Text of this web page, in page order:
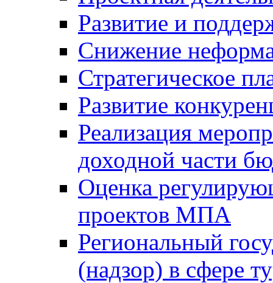
Развитие и
Снижение
Стратегическое
Развитие
Реализация
доходной части
Оценка
проектов МПА
Региональный
(надзор) в сфере